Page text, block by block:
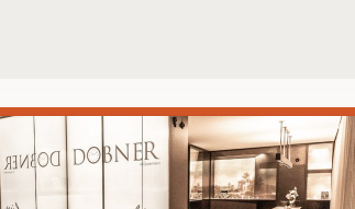
effettuare ordini a partire dal 25 agosto.